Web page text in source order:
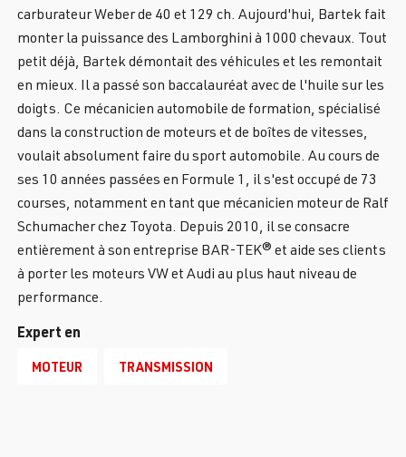
carburateur Weber de 40 et 129 ch. Aujourd'hui, Bartek fait
monter la puissance des Lamborghini à 1000 chevaux. Tout
petit déjà, Bartek démontait des véhicules et les remontait
en mieux. Il a passé son baccalauréat avec de l'huile sur les
doigts. Ce mécanicien automobile de formation, spécialisé
dans la construction de moteurs et de boîtes de vitesses,
voulait absolument faire du sport automobile. Au cours de
ses 10 années passées en Formule 1, il s'est occupé de 73
courses, notamment en tant que mécanicien moteur de Ralf
Schumacher chez Toyota. Depuis 2010, il se consacre
entièrement à son entreprise BAR-TEK® et aide ses clients
à porter les moteurs VW et Audi au plus haut niveau de
performance.
Expert en
MOTEUR TRANSMISSION